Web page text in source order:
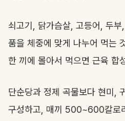
쇠고기, 닭가슴살, 고등어, 두
품을 체중에 맞게 나누어 먹는
한 끼에 몰아서 먹으면 근육 합
단순당과 정제 곡물보다 현미,
구성하고, 매끼 500~600칼로